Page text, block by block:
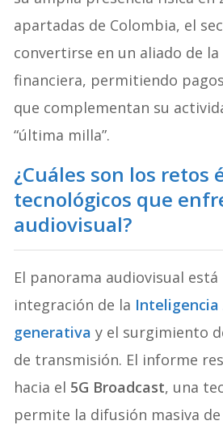
apartadas de Colombia, el
convertirse en un aliado de
financiera, permitiendo
que complementan su
“última milla”.
¿Cuáles son los retos
tecnológicos que
audiovisual?
El panorama audiovisual
integración de la
generativa y el surgimiento
de transmisión. El informe
hacia el 5G Broadcast, una
permite la difusión masiva